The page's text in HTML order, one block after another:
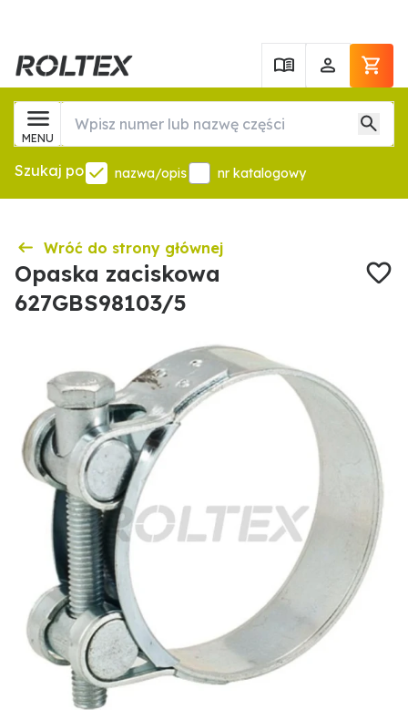
MENU
Szukaj po nazwa/opis nr katalogowy
Wróć do strony głównej
Opaska zaciskowa
627GBS98103/5